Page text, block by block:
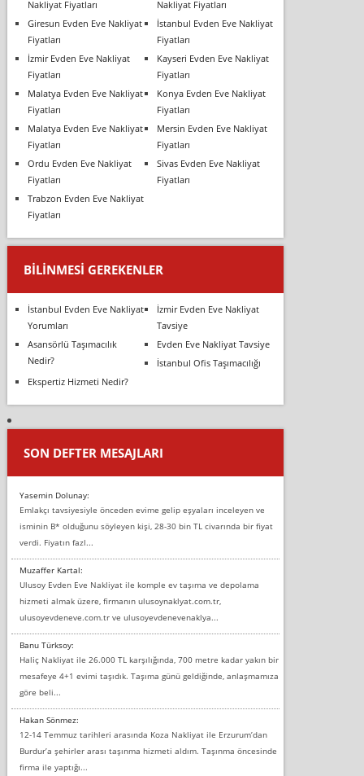
Nakliyat Fiyatları
Nakliyat Fiyatları
Giresun Evden Eve Nakliyat
Fiyatları
İstanbul Evden Eve Nakliyat
Fiyatları
İzmir Evden Eve Nakliyat
Fiyatları
Kayseri Evden Eve Nakliyat
Fiyatları
Malatya Evden Eve Nakliyat
Fiyatları
Konya Evden Eve Nakliyat
Fiyatları
Malatya Evden Eve Nakliyat
Fiyatları
Mersin Evden Eve Nakliyat
Fiyatları
Ordu Evden Eve Nakliyat
Fiyatları
Sivas Evden Eve Nakliyat
Fiyatları
Trabzon Evden Eve Nakliyat
Fiyatları
BILINMESI GEREKENLER
İstanbul Evden Eve Nakliyat
Yorumları
İzmir Evden Eve Nakliyat
Tavsiye
Asansörlü Taşımacılık
Nedir?
Evden Eve Nakliyat Tavsiye
İstanbul Ofis Taşımacılığı
Ekspertiz Hizmeti Nedir?
SON DEFTER MESAJLARI
Yasemin Dolunay:
Emlakçı tavsiyesiyle önceden evime gelip eşyaları inceleyen ve
isminin B* olduğunu söyleyen kişi, 28-30 bin TL civarında bir fiyat
verdi. Fiyatın fazl...
Muzaffer Kartal:
Ulusoy Evden Eve Nakliyat ile komple ev taşıma ve depolama
hizmeti almak üzere, firmanın ulusoynaklyat.com.tr,
ulusoyevdeneve.com.tr ve ulusoyevdenevenaklya...
Banu Türksoy:
Haliç Nakliyat ile 26.000 TL karşılığında, 700 metre kadar yakın bir
mesafeye 4+1 evimi taşıdık. Taşıma günü geldiğinde, anlaşmamıza
göre beli...
Hakan Sönmez:
12-14 Temmuz tarihleri arasında Koza Nakliyat ile Erzurum’dan
Burdur’a şehirler arası taşınma hizmeti aldım. Taşınma öncesinde
firma ile yaptığı...